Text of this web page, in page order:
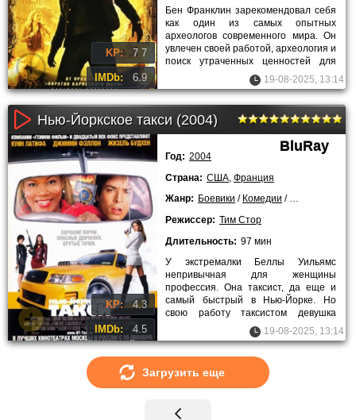
KP: 7.7
IMDb: 6.9
Бен Франклин зарекомендовал себя
как один из самых опытных
археологов современного мира. Он
увлечен своей работой, археология и
поиск утраченных ценностей для
увлеченного ученого - смысл19-08-2025, 13:14
Нью-Йоркское такси (2004)
KP: 4.3
IMDb: 4.5
BluRay
Год: 2004
Страна: США Франция
Жанр: Боевики / Комедии /
Режиссер: Тим Стор
Длительность: 97 мин
У экстремалки Беллы Уильямс
непривычная для женщины
профессия. Она таксист, да еще и
самый быстрый в Нью-Йорке. Но
свою работу таксистом девушка
воспринимает как подготовку в
гоночному
19-08-2025, 13:14
Загрузить еще